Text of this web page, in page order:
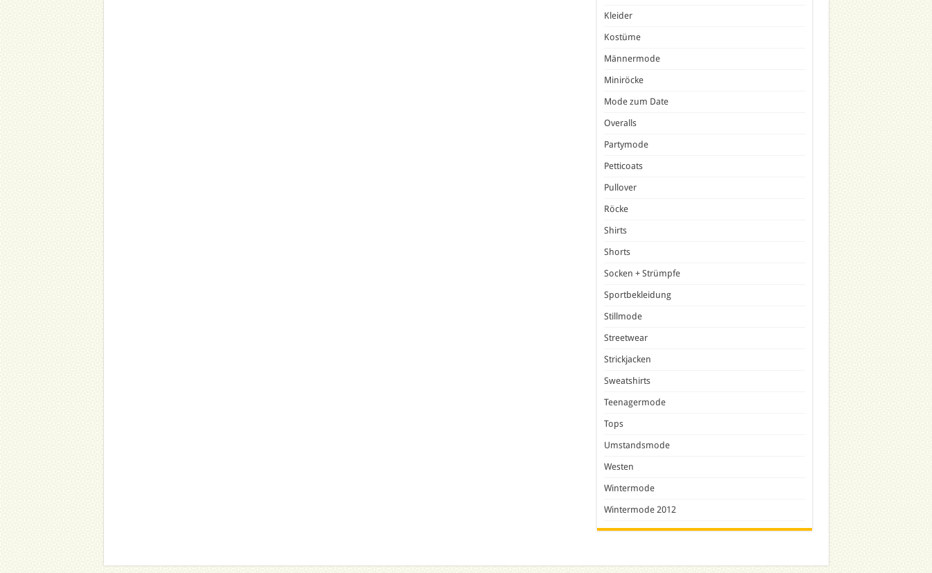
Kleider
Kostüme
Männermode
Miniröcke
Mode zum Date
Overalls
Partymode
Petticoats
Pullover
Röcke
Shirts
Shorts
Socken + Strümpfe
Sportbekleidung
Stillmode
Streetwear
Strickjacken
Sweatshirts
Teenagermode
Tops
Umstandsmode
Westen
Wintermode
Wintermode 2012